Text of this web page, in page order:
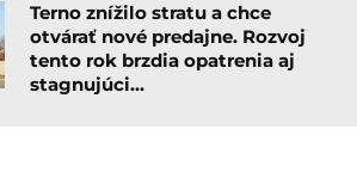
Terno znížilo stratu a chce
otvárať nové predajne. Rozvoj
tento rok brzdia opatrenia aj
stagnujúci…